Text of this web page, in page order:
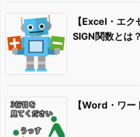
【Excel・エ
SIGN関数とは？
【Word・ワ